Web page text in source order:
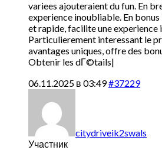
variees ajouteraient du fun. En
experience inoubliable. En
et rapide, facilite une experience
Particulierement interessant le
avantages uniques, offre des
Obtenir les dГ©tails|
06.11.2025 в 03:49#37229
citydriveik2swals
Участник